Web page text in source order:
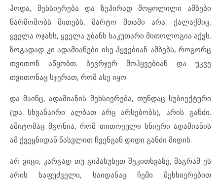
ჰოდა, მეხსიერება და ზეპირად მოყოლილი ამბები
წარმოშობს მითებს, მარტო მთაში არა, ქალაქშიც.
ყველა ოჯახს, ყველა უბანს საკუთარი მითოლოგია აქვს.
ზოგადად კი ადამიანები ისე ჰყვებიან ამბებს, როგორც
თვითონ აწყობთ. ბევრჯერ მოჰყვებიან და უკვე
თვითონაც სჯერათ, რომ ასე იყო.
და მაინც, ადამიანის მეხსიერება, თუნდაც სუბიექტური
(და სხვანაირი ალბათ არც არსებობს), არის განძი.
ამიტომაც მგონია, რომ თითოეული ხნიერი ადამიანის
ამ ქვეყნიდან წასვლით ჩვენგან დიდი განძი მიდის.
არ ვიცი, კარგად თუ გიპასუხეთ შეკითხვაზე, მაგრამ ეს
არის საფუძველი, საიდანაც ჩემი მეხსიერებით